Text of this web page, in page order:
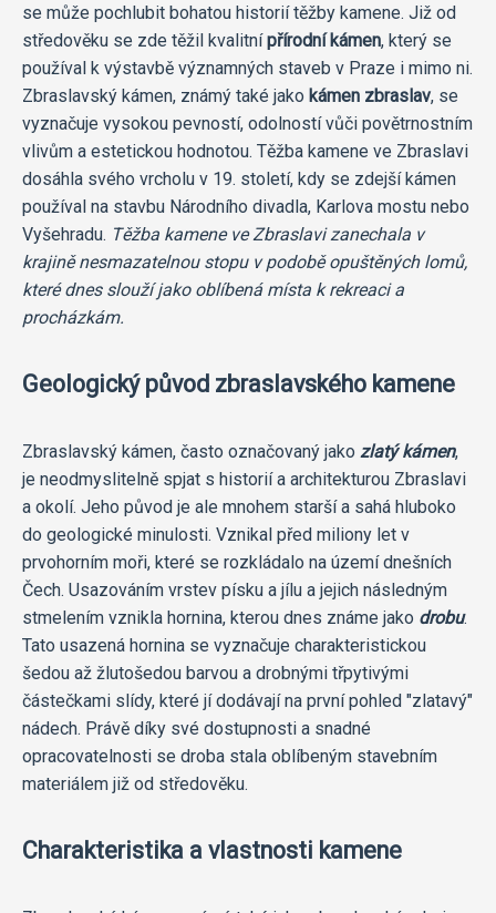
se může pochlubit bohatou historií těžby kamene. Již od
středověku se zde těžil kvalitnípřírodní kámen, který se
používal k výstavbě významných staveb v Praze i mimo ni.
Zbraslavský kámen, známý také jako kámen zbraslav, se
vyznačuje vysokou pevností, odolností vůči povětrnostním
vlivům a estetickou hodnotou. Těžba kamene ve Zbraslavi
dosáhla svého vrcholu v 19. století, kdy se zdejší kámen
používal na stavbu Národního divadla, Karlova mostu nebo
Vyšehradu. Těžba kamene ve Zbraslavi zanechala v
krajině nesmazatelnou stopu v podobě opuštěných lomů,
které dnes slouží jako oblíbená místa k rekreaci a
procházkám.
Geologický původ zbraslavského kamene
Zbraslavský kámen, často označovaný jako zlatý kámen,
je neodmyslitelně spjat s historií a architekturou Zbraslavi
a okolí. Jeho původ je ale mnohem starší a sahá hluboko
do geologické minulosti. Vznikal před miliony let v
prvohorním moři, které se rozkládalo na území dnešních
Čech. Usazováním vrstev písku a jílu a jejich následným
stmelením vznikla hornina, kterou dnes známe jako drobu.
Tato usazená hornina se vyznačuje charakteristickou
šedou až žlutošedou barvou a drobnými třpytivými
částečkami slídy, které jí dodávají na první pohled "zlatavý"
nádech. Právě díky své dostupnosti a snadné
opracovatelnosti se droba stala oblíbeným stavebním
materiálem již od středověku.
Charakteristika a vlastnosti kamene